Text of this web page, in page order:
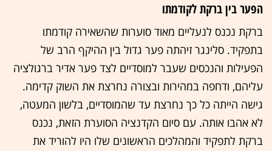
הפער בין ברקת לקודמתו
ברקת נכנס לנעליים מאוד סוערות שהשאירה קודמתו
בתפקיד. סלינגר זיהתה פער גדול בין ההיקף הרב של
הפעילות והנכסים שעבר למוסדיים לצד פער אדיר ברגולציה
עליהם, ודחפה במהירות ובצורה נחרצת את השוק קדימה.
גישה הייתה כל כך נחרצת עד שהמוסדיים, בלשון המעטה,
לא אהבו אותה. עם סיום הקדנציה הסוערת הזאת, נכנס
ברקת לתפקיד והמהלכים הראשונים שלו היו להוריד את